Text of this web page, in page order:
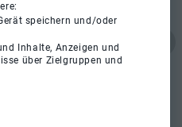
speichern und/oder
Inhalte, Anzeigen und
über Zielgruppen und